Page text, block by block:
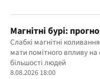
Магнітні бурі:
Слабкі магнітні
мати помітного впливу
більшості людей
8.08.2026 18:00